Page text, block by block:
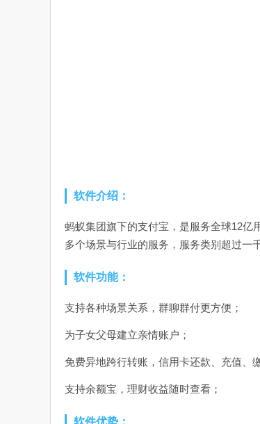
软件介绍：
蚂蚁集团旗下的支付宝，是服务全球12亿
多个场景与行业的服务，服务类别超过一千
软件功能：
支持各种场景关系，群聊群付更方便；
为子女父母建立亲情账户；
免费异地跨行转账，信用卡还款、充值、
支持余额宝，理财收益随时查看；
软件优势：